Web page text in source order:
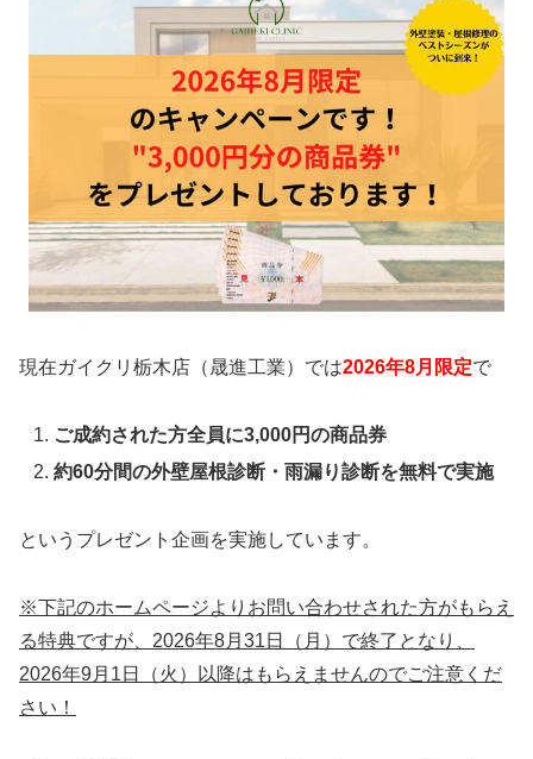
現在ガイクリ栃木店（晟進工業）では2026年8月限定で
ご成約された方全員に3,000円の商品券
約60分間の外壁屋根診断・雨漏り診断を無料で実施
というプレゼント企画を実施しています。
※下記のホームページよりお問い合わせされた方がもらえ
る特典ですが、2026年8月31日（月）で終了となり、
2026年9月1日（火）以降はもらえませんのでご注意くだ
さい！